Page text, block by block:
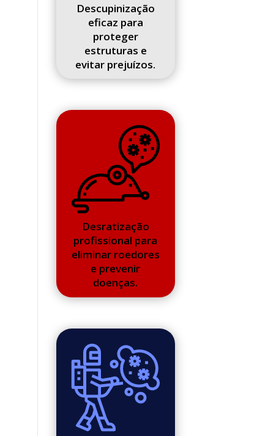
Descupinização
eficaz para
proteger
estruturas e
evitar prejuízos.
Desratização
profissional para
eliminar roedores
e prevenir
doenças.